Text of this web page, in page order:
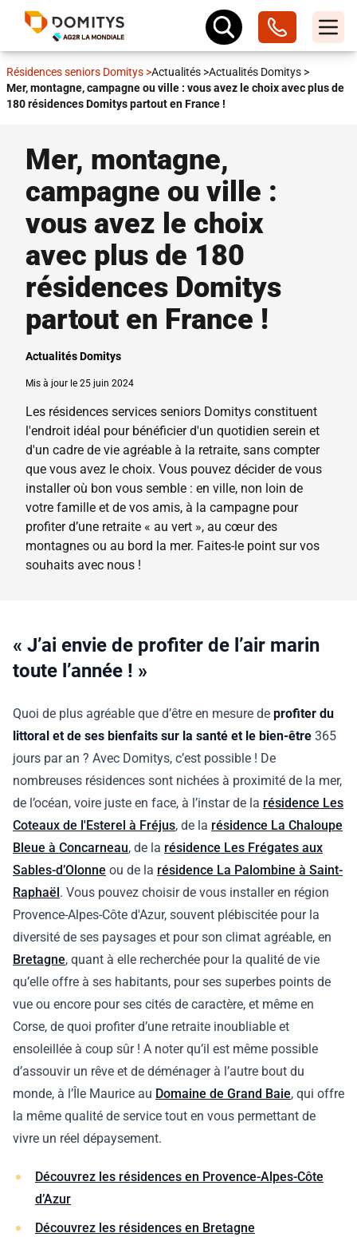
Résidences seniors Domitys >Actualités >Actualités Domitys >
Mer, montagne, campagne ou ville : vous avez le choix avec plus de
180 résidences Domitys partout en France !
Mer, montagne,
campagne ou ville :
vous avez le choix
avec plus de 180
résidences Domitys
partout en France !
Actualités Domitys
Mis à jour le 25 juin 2024
Les résidences services seniors Domitys constituent
l'endroit idéal pour bénéficier d'un quotidien serein et
d'un cadre de vie agréable à la retraite, sans compter
que vous avez le choix. Vous pouvez décider de vous
installer où bon vous semble : en ville, non loin de
votre famille et de vos amis, à la campagne pour
profiter d’une retraite « au vert », au cœur des
montagnes ou au bord la mer. Faites-le point sur vos
souhaits avec nous !
« J’ai envie de profiter de l’air marin
toute l’année ! »
Quoi de plus agréable que d’être en mesure de profiter du
littoral et de ses bienfaits sur la santé et le bien-être 365
jours par an ? Avec Domitys, c’est possible ! De
nombreuses résidences sont nichées à proximité de la mer,
de l’océan, voire juste en face, à l’instar de la résidence Les
Coteaux de l'Esterel à Fréjus, de la résidence La Chaloupe
Bleue à Concarneau, de la résidence Les Frégates aux
Sables-d’Olonne ou de la résidence La Palombine à Saint-
Raphaël. Vous pouvez choisir de vous installer en région
Provence-Alpes-Côte d'Azur, souvent plébiscitée pour la
diversité de ses paysages et pour son climat agréable, en
Bretagne, quant à elle recherchée pour la qualité de vie
qu’elle offre à ses habitants, pour ses superbes points de
vue ou encore pour ses cités de caractère, et même en
Corse, de quoi profiter d’une retraite inoubliable et
ensoleillée à coup sûr ! A noter qu’il est même possible
d’assouvir un rêve et de déménager à l’autre bout du
monde, à l’Île Maurice au Domaine de Grand Baie, qui offre
la même qualité de service tout en vous permettant de
vivre un réel dépaysement.
Découvrez les résidences en Provence-Alpes-Côte
d’Azur
Découvrez les résidences en Bretagne